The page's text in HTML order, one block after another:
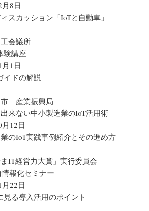
8日
スカッション「IoTと自動車」
会議所
験講座
1日
イドの解説
産業振興局
来ない中小製造業のIoT活用術
12日
のIoT実践事例紹介とその進め方
IT経営力大賞」実行委員会
報化セミナー
22日
見る導入活用のポイント